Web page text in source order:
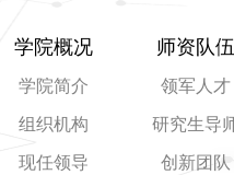
学院概况
学院简介
组织机构
现任领导
师资队伍
领军人才
研究生导
创新团队